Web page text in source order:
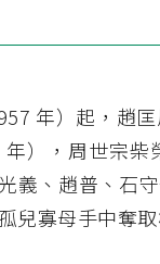
年）起，趙
），周世宗
義、趙普、石
兒寡母手中奪